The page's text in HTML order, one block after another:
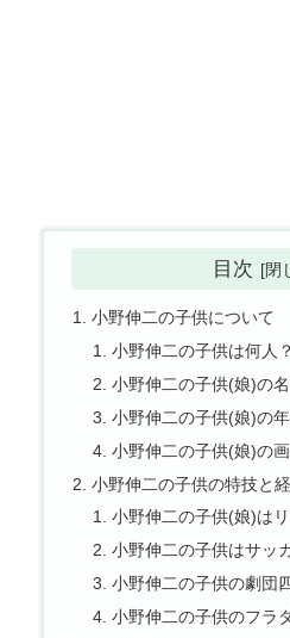
目次
小野伸二の子供について
小野伸二の子供は何人？
小野伸二の子供(娘)の
小野伸二の子供(娘)の
小野伸二の子供(娘)の
小野伸二の子供の特技と
小野伸二の子供(娘)は
小野伸二の子供はサッ
小野伸二の子供の劇団
小野伸二の子供のフラ